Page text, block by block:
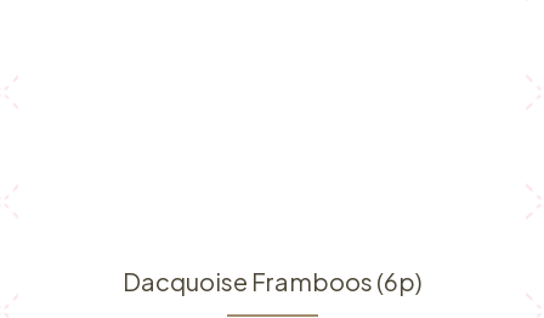
Dacquoise Framboos (6p)